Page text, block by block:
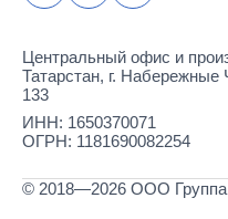
Центральный офис и
Татарстан, г. Набережные
133
ИНН: 1650370071
ОГРН: 1181690082254
© 2018—2026 ООО Группа